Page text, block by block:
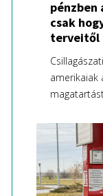
csak
terveitől
amerikaiak